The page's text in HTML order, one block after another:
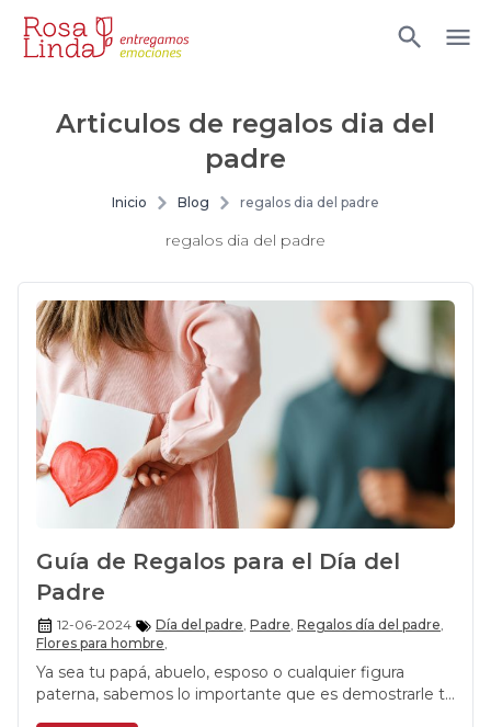
Articulos de regalos dia del
padre
Inicio Blog regalos dia del padre
regalos dia del padre
Guía de Regalos para el Día del
Padre
12-06-2024 Día del padre, Padre, Regalos día del padre,
Flores para hombre,
Ya sea tu papá, abuelo, esposo o cualquier figura
paterna, sabemos lo importante que es demostrarle tu